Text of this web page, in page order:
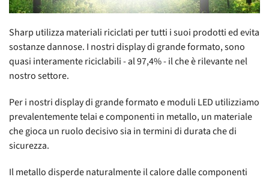
Sharp utilizza materiali riciclati per tutti i suoi prodotti ed evita
sostanze dannose. I nostri display di grande formato, sono
quasi interamente riciclabili - al 97,4% - il che è rilevante nel
nostro settore.
Per i nostri display di grande formato e moduli LED utilizziamo
prevalentemente telai e componenti in metallo, un materiale
che gioca un ruolo decisivo sia in termini di durata che di
sicurezza.
Il metallo disperde naturalmente il calore dalle componenti